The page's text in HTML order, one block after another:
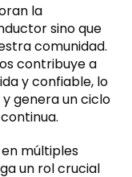
la
sino que
comunidad.
contribuye a
y confiable, lo
y genera un ciclo
múltiples
un rol crucial